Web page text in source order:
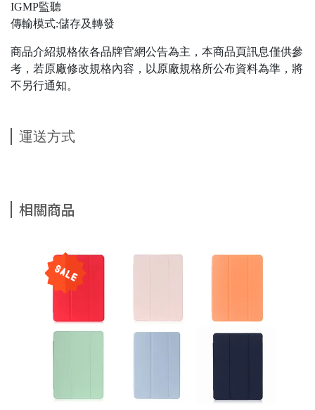
IGMP監聽
傳輸模式:儲存及轉發
商品介紹規格依各品牌官網公告為主，本商品頁訊息僅供參
考，若原廠修改規格內容，以原廠規格所公布資料為準，將
不另行通知。
運送方式
相關商品